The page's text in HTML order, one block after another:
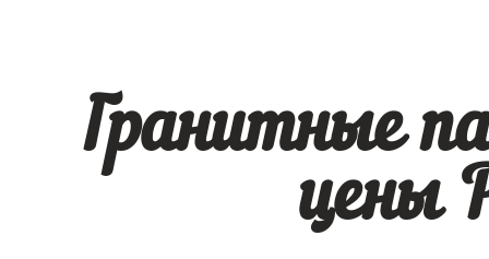
Гранитные
цены